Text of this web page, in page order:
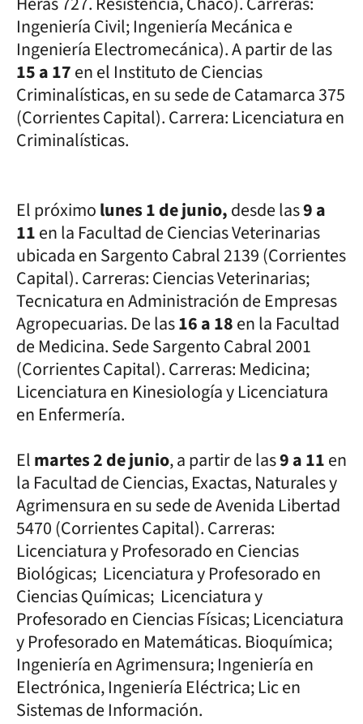
Ingeniería Civil; Ingeniería Mecánica e
Ingeniería Electromecánica). A partir de las
15 a 17en el Instituto de Ciencias
Criminalísticas, en su sede de Catamarca 375
(Corrientes Capital). Carrera: Licenciatura en
Criminalísticas.
El próximolunes 1 de junio,desde las9 a
11en la Facultad de Ciencias Veterinarias
ubicada en Sargento Cabral 2139 (Corrientes
Capital). Carreras: Ciencias Veterinarias;
Tecnicatura en Administración de Empresas
Agropecuarias. De las16 a 18en la Facultad
de Medicina. Sede Sargento Cabral 2001
(Corrientes Capital). Carreras: Medicina;
Licenciatura en Kinesiología y Licenciatura
en Enfermería.
Elmartes 2 de junio, a partir de las9 a 11en
la Facultad de Ciencias, Exactas, Naturales y
Agrimensura en su sede de Avenida Libertad
5470 (Corrientes Capital). Carreras:
Licenciatura y Profesorado en Ciencias
Biológicas; Licenciatura y Profesorado en
Ciencias Químicas; Licenciatura y
Profesorado en Ciencias Físicas; Licenciatura
y Profesorado en Matemáticas. Bioquímica;
Ingeniería en Agrimensura; Ingeniería en
Electrónica, Ingeniería Eléctrica; Lic en
Sistemas de Información.